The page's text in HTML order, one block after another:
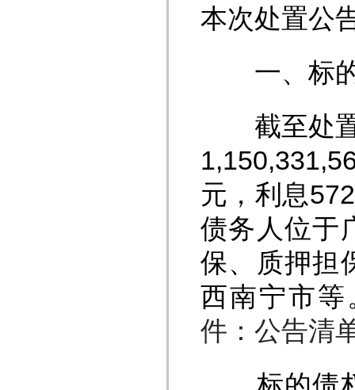
本次处置公
一、标的
截至处置
元，利息
债务人位于
保、质押担
西南宁市
件：公告清